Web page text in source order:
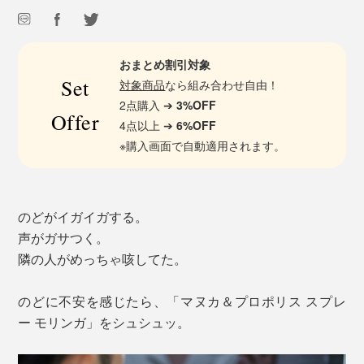
Set
Offer
おまとめ割引対象
対象商品なら組み合わせ自由！
2点購入 ➔3%OFF
4点以上 ➔6%OFF
※購入画面で自動適用されます。
のどがイガイガする。
声がガサつく。
隣の人がめっちゃ咳してた。
のどに不安を感じたら、「マヌカ＆プロポリス スプレ
ー モリンガ」をシュシュッ。